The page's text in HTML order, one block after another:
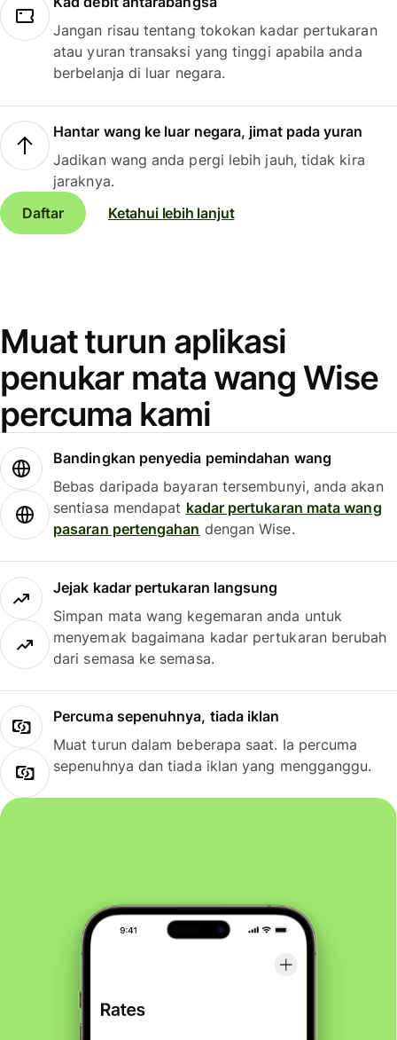
Jangan risau tentang tokokan kadar pertukaran
atau yuran transaksi yang tinggi apabila anda
berbelanja di luar negara.
Hantar wang ke luar negara, jimat pada yuran
Jadikan wang anda pergi lebih jauh, tidak kira
jaraknya.
Daftar
Ketahui lebih lanjut
Muat turun aplikasi
penukar mata wang Wise
percuma kami
Bandingkan penyedia pemindahan wang
Bebas daripada bayaran tersembunyi, anda akan
sentiasa mendapat kadar pertukaran mata wang
pasaran pertengahan dengan Wise.
Jejak kadar pertukaran langsung
Simpan mata wang kegemaran anda untuk
menyemak bagaimana kadar pertukaran berubah
dari semasa ke semasa.
Percuma sepenuhnya, tiada iklan
Muat turun dalam beberapa saat. Ia percuma
sepenuhnya dan tiada iklan yang mengganggu.